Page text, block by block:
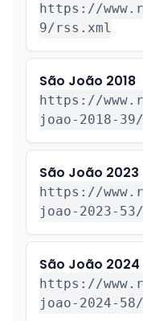
https://
9/rss.xml
São João 2018
https://
joao-2018-
São João 2023
https://
joao-2023-
São João 2024
https://
joao-2024-